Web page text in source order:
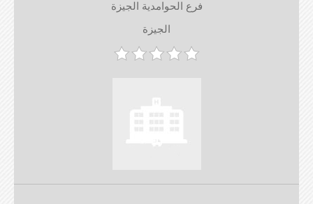
فرع الحوامدية الجيزة
الجيزة